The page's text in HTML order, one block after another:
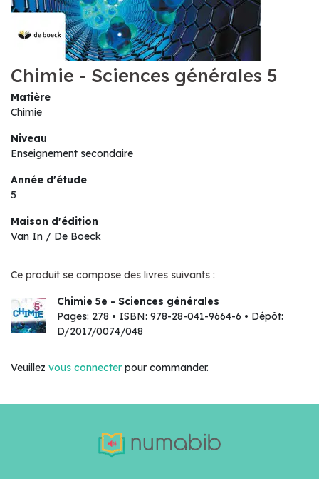
Chimie - Sciences générales 5
Matière
Chimie
Niveau
Enseignement secondaire
Année d'étude
5
Maison d'édition
Van In / De Boeck
Ce produit se compose des livres suivants :
Chimie 5e - Sciences générales
Pages: 278 • ISBN: 978-28-041-9664-6 • Dépôt:
D/2017/0074/048
Veuillez vous connecter pour commander.